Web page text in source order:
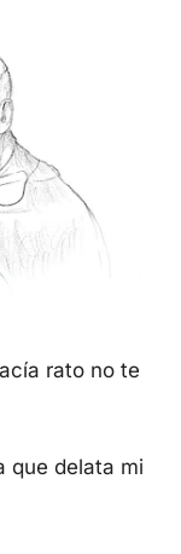
rato no te
delata mi